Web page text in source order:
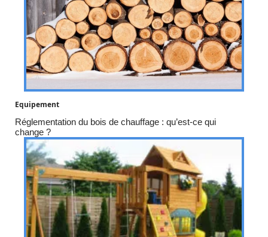
Equipement
Réglementation du bois de chauffage : qu’est-ce qui
change ?